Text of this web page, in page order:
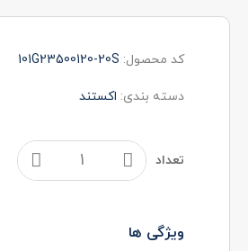
کد محصول: 101G23500120-20S
دسته بندی: اکستند
تعداد
ویژگی ها